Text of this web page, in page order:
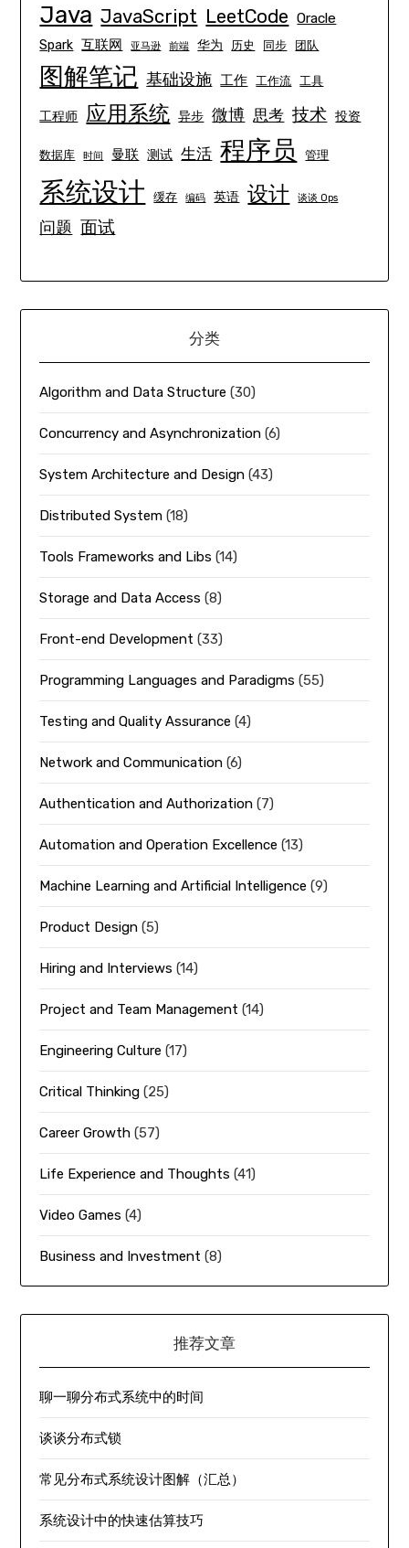
Java JavaScript LeetCode Oracle
Spark 互联网 亚马逊 前端 华为 历史 同步 团队
图解笔记 基础设施 工作 工作流 工具
工程师 应用系统 异步 微博 思考 技术 投资
数据库 时间 曼联 测试 生活 程序员 管理
系统设计 缓存 编码 英语 设计 谈谈 Ops
问题 面试
分类
Algorithm and Data Structure (30)
Concurrency and Asynchronization (6)
System Architecture and Design (43)
Distributed System (18)
Tools Frameworks and Libs (14)
Storage and Data Access (8)
Front-end Development (33)
Programming Languages and Paradigms (55)
Testing and Quality Assurance (4)
Network and Communication (6)
Authentication and Authorization (7)
Automation and Operation Excellence (13)
Machine Learning and Artificial Intelligence (9)
Product Design (5)
Hiring and Interviews (14)
Project and Team Management (14)
Engineering Culture (17)
Critical Thinking (25)
Career Growth (57)
Life Experience and Thoughts (41)
Video Games (4)
Business and Investment (8)
推荐文章
聊一聊分布式系统中的时间
谈谈分布式锁
常见分布式系统设计图解（汇总）
系统设计中的快速估算技巧